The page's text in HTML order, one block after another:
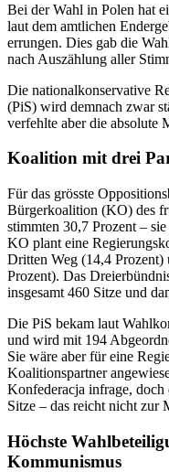
Bei der Wahl in Polen hat
laut dem amtlichen
errungen. Dies gab die
nach Auszählung aller
Die nationalkonservative
(PiS) wird demnach zwar
verfehlte aber die absolute
Koalition mit drei
Für das grösste
Bürgerkoalition (KO) des
stimmten 30,7 Prozent –
KO plant eine
Dritten Weg (14,4
Prozent). Das
insgesamt 460 Sitze und
Die PiS bekam laut
und wird mit 194
Sie wäre aber für eine
Koalitionspartner
Konfederacja infrage, doch
Sitze – das reicht nicht zur
Höchste
Kommunismus